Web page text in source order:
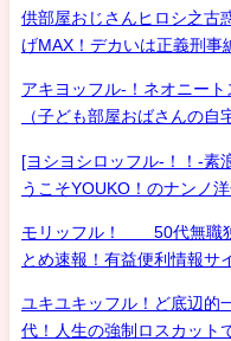
供部屋おじさんヒロシ之古
げMAX！デカいは正義刑事
アキヨッフル-！ネオニート
（子ども部屋おばさんの自
[ヨシヨシロッフル-！！-素
うこそYOUKO！のナンノ
モリッフル！ 50代無職独
とめ速報！有益便利情報
ユキユキッフル！ど底辺的
代！人生の強制ロスカット